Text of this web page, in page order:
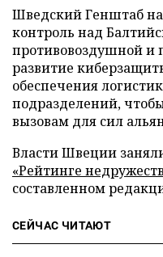
Шведский Генштаб
контроль над
противовоздушной и
развитие
обеспечения
подразделений,
вызовам для сил
Власти Швеции
«Рейтинге
составленном
СЕЙЧАС ЧИТАЮТ